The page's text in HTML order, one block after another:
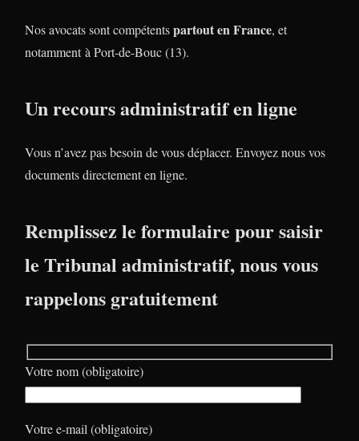
Nos avocats sont compétentspartout en France, et
notamment à Port-de-Bouc (13).
Un recours administratif en ligne
Vous n’avez pas besoin de vous déplacer. Envoyez nous vos
documents directement en ligne.
Remplissez le formulaire pour saisir
le Tribunal administratif, nous vous
rappelons gratuitement
Votre nom (obligatoire)
Votre e-mail (obligatoire)